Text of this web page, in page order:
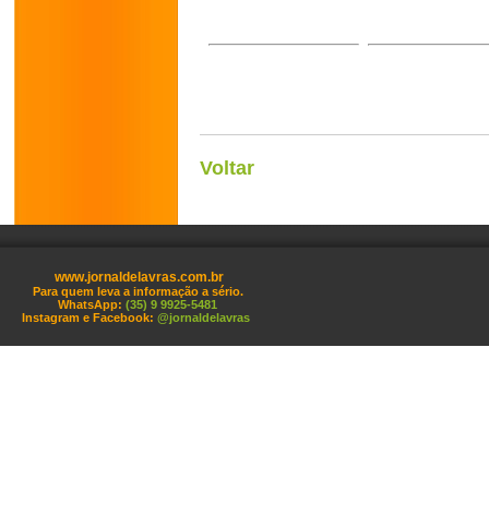
Voltar
www.jornaldelavras.com.br
Para quem leva a informação a sério.
WhatsApp: (35) 9 9925-5481
Instagram e Facebook: @jornaldelavras